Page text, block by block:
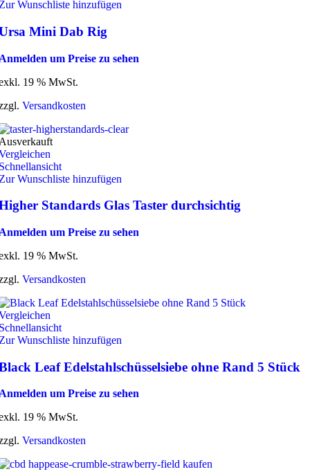
Wunschliste hinzufügen
Mini Dab Rig
um Preise zu sehen
19 % MwSt.
Versandkosten
Wunschliste hinzufügen
Standards Glas Taster durchsichtig
um Preise zu sehen
19 % MwSt.
Versandkosten
Wunschliste hinzufügen
Leaf Edelstahlschüsselsiebe ohne Rand 5 Stück
um Preise zu sehen
19 % MwSt.
Versandkosten